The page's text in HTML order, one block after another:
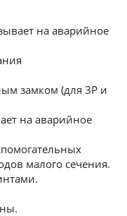
на аварийное
замком (для 3Р и
на аварийное
малого сечения.